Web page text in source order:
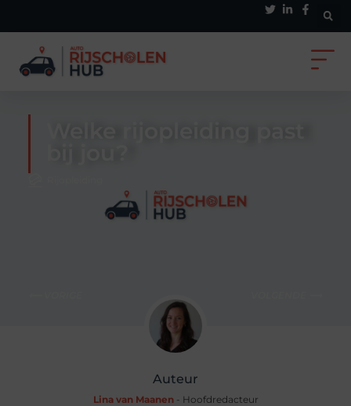
Auteur
Lina van Maanen- Hoofdredacteur